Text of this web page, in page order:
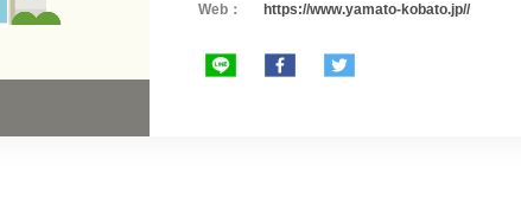
Web：
https://www.yamato-kobato.jp//